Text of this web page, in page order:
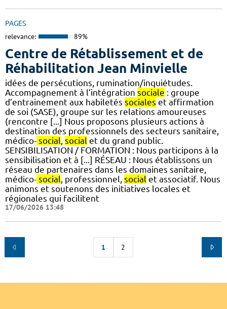
PAGES
relevance: 89%
Centre de Rétablissement et de
Réhabilitation Jean Minvielle
idées de persécutions, rumination/inquiétudes.
Accompagnement à l’intégration sociale : groupe
d’entrainement aux habiletés sociales et affirmation
de soi (SASE), groupe sur les relations amoureuses
(rencontre [...] Nous proposons plusieurs actions à
destination des professionnels des secteurs sanitaire,
médico- social social et du grand public.
SENSIBILISATION / FORMATION : Nous participons à la
sensibilisation et à [...] RÉSEAU : Nous établissons un
réseau de partenaires dans les domaines sanitaire,
médico- social , professionnel, social et associatif. Nous
animons et soutenons des initiatives locales et
régionales qui facilitent
17/06/2026 13:48
1 2